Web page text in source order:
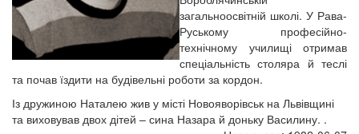
загальноосвітній школі. У Рава-
Руському професійно-
технічному училищі отримав
спеціальність столяра й теслі
та почав їздити на будівельні роботи за кордон.
Із дружиною Наталею жив у місті Новояворівськ на Львівщині
та виховував двох дітей – сина Назара й доньку Василину. .